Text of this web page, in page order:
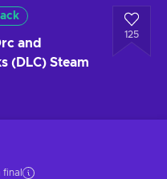
and
(DLC) Steam
125